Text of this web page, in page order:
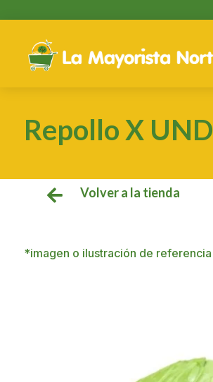
Repollo X UND
 Volver a la tienda
*imagen o ilustración de referencia